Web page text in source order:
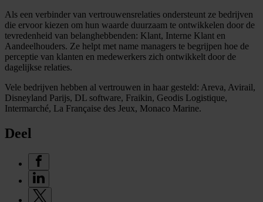
Als een verbinder van vertrouwensrelaties ondersteunt ze bedrijven
die ervoor kiezen om hun waarde duurzaam te ontwikkelen door de
tevredenheid van belanghebbenden: Klant, Interne Klant en
Aandeelhouders. Ze helpt met name managers te begrijpen hoe de
perceptie van klanten en medewerkers zich ontwikkelt door de
dagelijkse relaties.
Vele bedrijven hebben al vertrouwen in haar gesteld: Areva, Avirail,
Disneyland Parijs, DL software, Fraikin, Geodis Logistique,
Intermarché, La Française des Jeux, Monaco Marine.
Deel